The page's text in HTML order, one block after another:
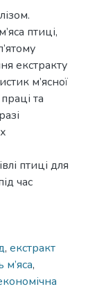
птиці,
екстракту
м’ясної
та
птиці для
час
, екстракт
м’яса,